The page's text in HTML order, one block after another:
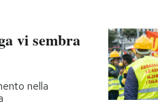
vi sembra
nella